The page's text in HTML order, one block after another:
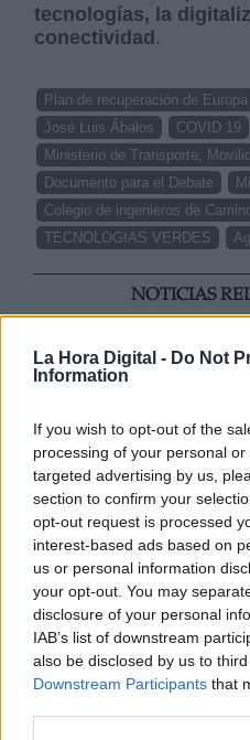
La Hora Digital - Do Not
Information
If you wish to opt-out of the
processing of your personal
targeted advertising by us,
section to confirm your
opt-out request is processed
interest-based ads based on
us or personal information
your opt-out. You may
disclosure of your personal
IAB’s list of downstream
also be disclosed by us to
Downstream Participants that
tecnologías, la
conectividad .
Plan de recuperación de Europa
José Luis Ábalos
COVID 19
Ministerio de Transporte,
Documento para el Debate
Colegio de ingenieros de
TECNOLOGIAS VERDES
NOTICIAS
El MITMA
de 1.900 millones
materias de
social